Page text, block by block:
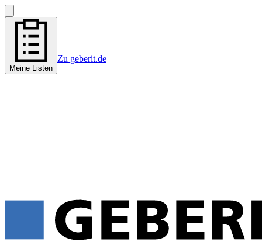
Meine Listen
Zu geberit.de